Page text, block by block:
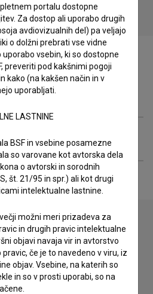
obrazca lahko stopite v
filmov. Veseli bomo vaših
portalu dostopne
Za dostop ali uporabo drugih
avdiovizualnih del) pa veljajo
o dolžni prebrati vse vidne
vsebin, ki so dostopne
preveriti pod kakšnimi pogoji
kako (na kakšen način in v
uporabljati.
LASTNINE
BSF in vsebine posamezne
so varovane kot avtorska dela
o avtorski in sorodnih
št. 21/95 in spr.) ali kot drugi
intelektualne lastnine.
možni meri prizadeva za
in drugih pravic intelektualne
objavi navaja vir in avtorstvo
če je to navedeno v viru, iz
objav. Vsebine, na katerih so
in so v prosti uporabi, so na